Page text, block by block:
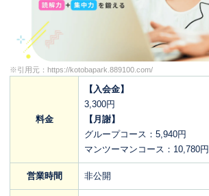
※引用元： https://kotobapark.889100.com/
料金
【入会金】
3,300円
【月謝】
グループコース：5,940円
マンツーマンコース：10,780円
営業時間 非公開